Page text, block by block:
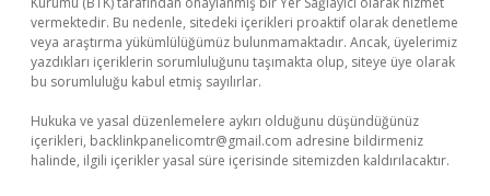
vermektedir. Bu nedenle, sitedeki içerikleri proaktif olarak denetleme
veya araştırma yükümlülüğümüz bulunmamaktadır. Ancak, üyelerimiz
yazdıkları içeriklerin sorumluluğunu taşımakta olup, siteye üye olarak
bu sorumluluğu kabul etmiş sayılırlar.
Hukuka ve yasal düzenlemelere aykırı olduğunu düşündüğünüz
içerikleri, backlinkpanelicomtr@gmail.com adresine bildirmeniz
halinde, ilgili içerikler yasal süre içerisinde sitemizden kaldırılacaktır.